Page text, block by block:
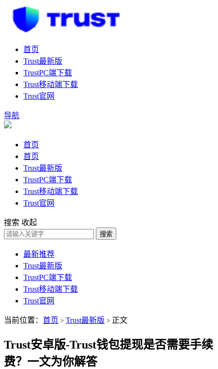
首页
Trust最新版
TrustPC端下载
Trust移动端下载
Trust官网
导航
首页
首页
Trust最新版
TrustPC端下载
Trust移动端下载
Trust官网
搜索 收起
搜索
最新推荐
Trust最新版
TrustPC端下载
Trust移动端下载
Trust官网
当前位置： 首页 > Trust最新版 > 正文
Trust安卓版-Trust钱包提现是否需要手续
费？一文为你解答